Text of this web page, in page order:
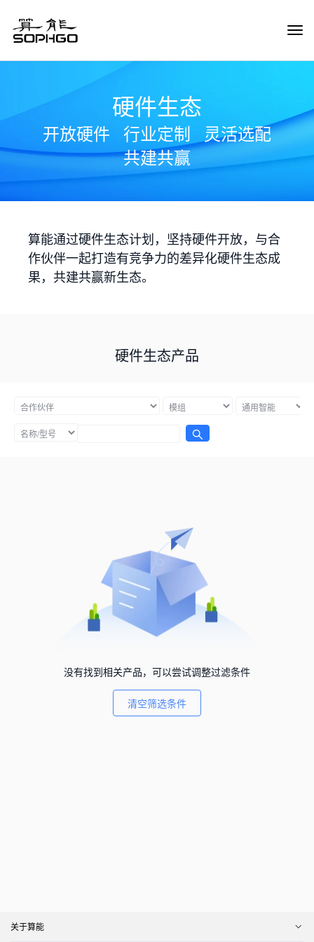
硬件生态
开放硬件 行业定制
灵活选配
共建共赢
算能通过硬件生态计划，坚持硬件开放，与合
作伙伴一起打造有竞争力的差异化硬件生态成
果，共建共赢新生态。
硬件生态产品
没有找到相关产品，可以尝试调整过滤条件
清空筛选条件
关于算能